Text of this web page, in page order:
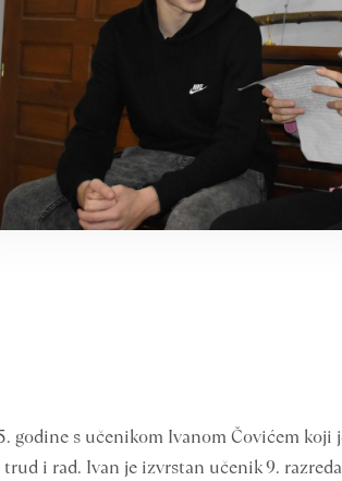
godine s učenikom Ivanom Čovićem koji
i rad. Ivan je izvrstan učenik 9.